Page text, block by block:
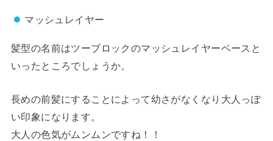
マッシュレイヤー
髪型の名前はツーブロックのマッシュレイヤーベースと
いったところでしょうか。
長めの前髪にすることによって幼さがなくなり大人っぽ
い印象になります。
大人の色気がムンムンですね！！